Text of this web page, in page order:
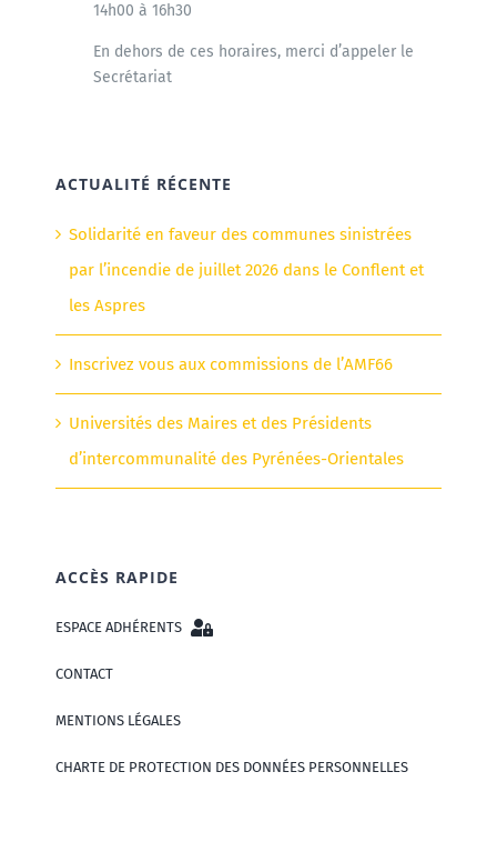
14h00 à 16h30
En dehors de ces horaires, merci d’appeler le
Secrétariat
ACTUALITÉ RÉCENTE
Solidarité en faveur des communes sinistrées
par l’incendie de juillet 2026 dans le Conflent et
les Aspres
Inscrivez vous aux commissions de l’AMF66
Universités des Maires et des Présidents
d’intercommunalité des Pyrénées-Orientales
ACCÈS RAPIDE
ESPACE ADHÉRENTS
CONTACT
MENTIONS LÉGALES
CHARTE DE PROTECTION DES DONNÉES PERSONNELLES